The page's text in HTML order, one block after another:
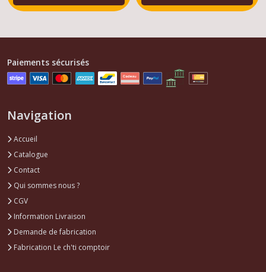
Paiements sécurisés
Navigation
Accueil
Catalogue
Contact
Qui sommes nous ?
CGV
Information Livraison
Demande de fabrication
Fabrication Le ch'ti comptoir